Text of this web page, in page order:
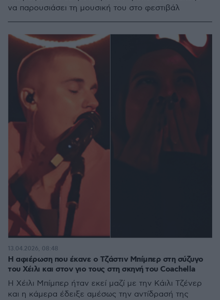
να παρουσιάσει τη μουσική του στο φεστιβάλ
Η αφιέρωση που έκανε ο Τζάστιν Μπίμπερ στη σύζυγο
του Χέιλι και στον γιο τους στη σκηνή του Coachella
Η Χέιλι Μπίμπερ ήταν εκεί μαζί με την Κάιλι Τζένερ
και η κάμερα έδειξε αμέσως την αντίδρασή της
13.04.2026, 08:48